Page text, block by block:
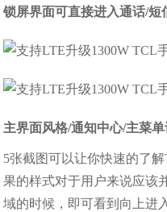
锁屏界面可直接进入通话/短
主界面风格/通知中心/主菜
5张截图可以让你快速的了
果的样式对于用户来说应该
域的时候，即可看到向上进